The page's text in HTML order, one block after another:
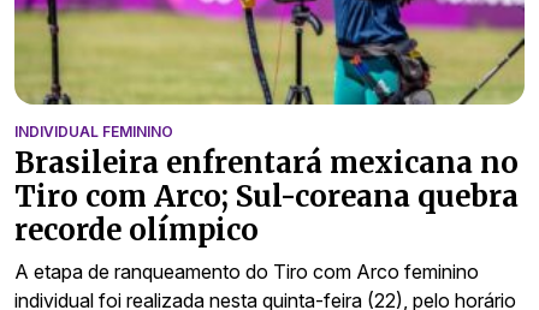
INDIVIDUAL FEMININO
Brasileira enfrentará mexicana no
Tiro com Arco; Sul-coreana quebra
recorde olímpico
A etapa de ranqueamento do Tiro com Arco feminino
individual foi realizada nesta quinta-feira (22), pelo horário